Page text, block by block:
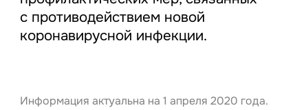
с противодействием новой
коронавирусной инфекции.
Информация актуальна на 1 апреля 2020 года.